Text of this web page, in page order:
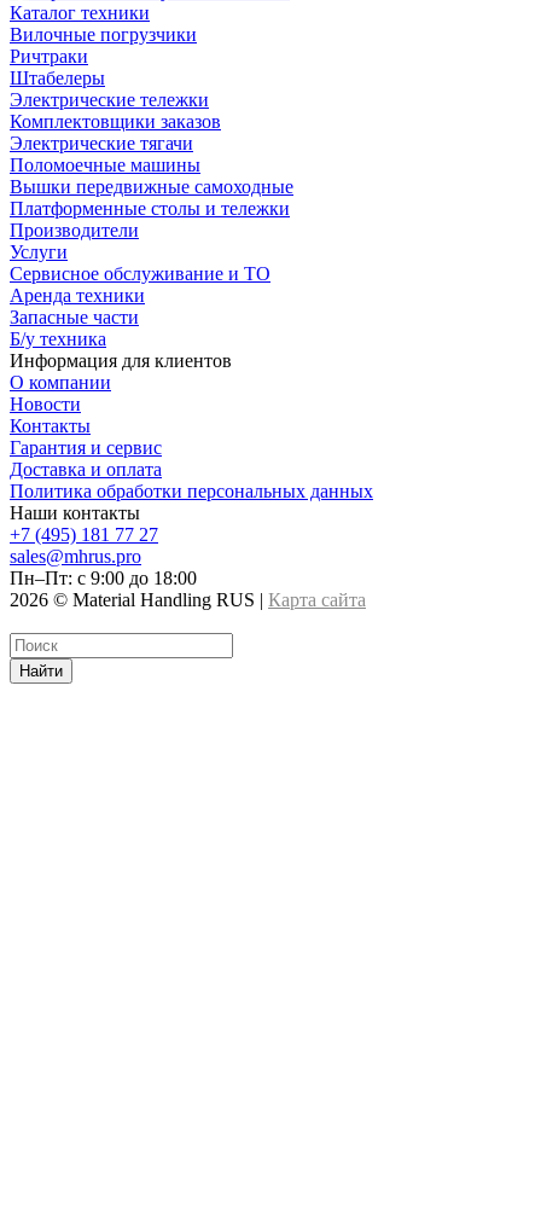
Каталог техники
Вилочные погрузчики
Ричтраки
Штабелеры
Электрические тележки
Комплектовщики заказов
Электрические тягачи
Поломоечные машины
Вышки передвижные самоходные
Платформенные столы и тележки
Производители
Услуги
Сервисное обслуживание и ТО
Аренда техники
Запасные части
Б/у техника
Информация для клиентов
О компании
Новости
Контакты
Гарантия и сервис
Доставка и оплата
Политика обработки персональных данных
Наши контакты
+7 (495) 181 77 27
sales@mhrus.pro
Пн–Пт: с 9:00 до 18:00
2026 © Material Handling RUS | Карта сайта
Найти